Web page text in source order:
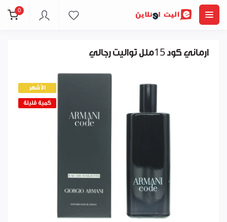
0
ارماني كود 15ملل تواليت رجالي
الأشهر
كمية قليلة